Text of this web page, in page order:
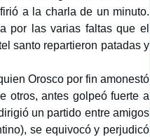
a la charla de un minuto.
por las varias faltas que el
santo repartieron patadas y
Orosco por fin amonestó
otros, antes golpeó fuerte a
un partido entre amigos
se equivocó y perjudicó